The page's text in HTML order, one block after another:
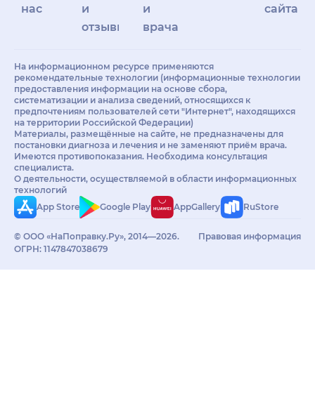
нас
и
отзывы
и
врачам
сайта
На информационном ресурсе применяются
рекомендательные технологии (информационные технологии
предоставления информации на основе сбора,
систематизации и анализа сведений, относящихся к
предпочтениям пользователей сети "Интернет", находящихся
на территории Российской Федерации)
Материалы, размещённые на сайте, не предназначены для
постановки диагноза и лечения и не заменяют приём врача.
Имеются противопоказания. Необходима консультация
специалиста.
О деятельности, осуществляемой в области информационных
технологий
App Store
Google Play AppGallery RuStore
© ООО «НаПоправку.Ру», 2014—2026.
ОГРН: 1147847038679
Правовая информация